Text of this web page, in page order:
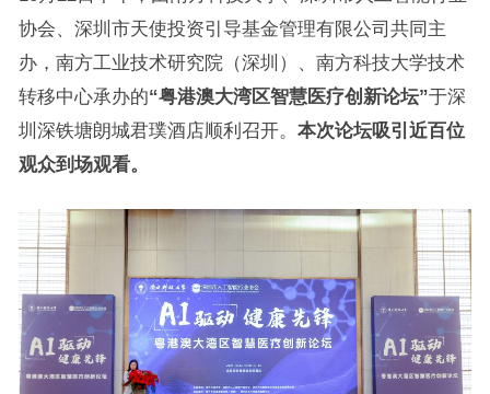
协会、深圳市天使投资引导基金管理有限公司共同主
办，南方工业技术研究院（深圳）、南方科技大学技术
转移中心承办的“粤港澳大湾区智慧医疗创新论坛”于深
圳深铁塘朗城君璞酒店顺利召开。 本次论坛吸引近百位
观众到场观看。